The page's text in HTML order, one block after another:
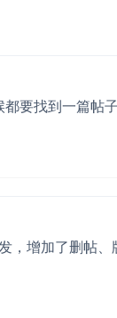
要找到一篇帖
，增加了删帖